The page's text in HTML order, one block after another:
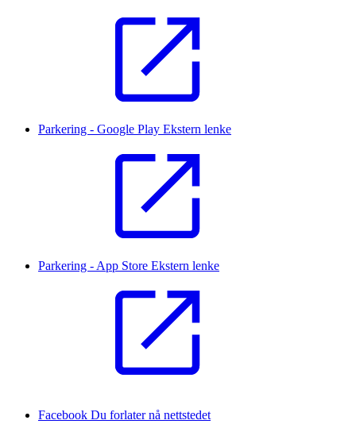
Parkering - Google Play Ekstern lenke
Parkering - App Store Ekstern lenke
Facebook Du forlater nå nettstedet